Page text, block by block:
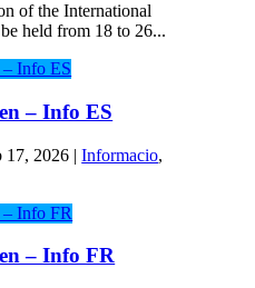
of the International
held from 18 to 26...
– Info ES
17, 2026 |Informacio,
– Info FR